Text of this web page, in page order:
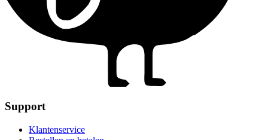
Support
Klantenservice